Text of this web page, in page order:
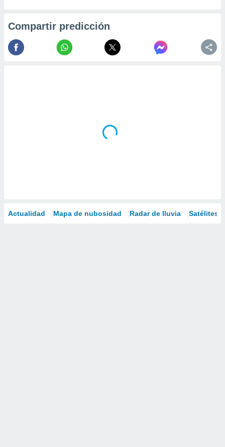
Compartir predicción
Actualidad Mapa de nubosidad Radar de lluvia Satélites